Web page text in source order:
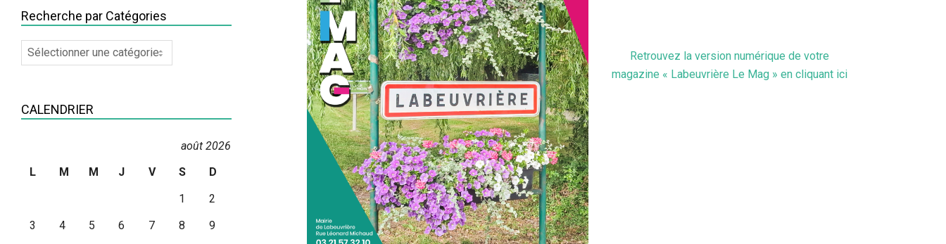
Retrouvez la version numérique de votre
magazine « Labeuvrière Le Mag » en cliquant ici
Recherche par Catégories
Recherche
par
CALENDRIER
août 2026
L
M M J V S
D
1
2
3
4 5 6 7 8
9